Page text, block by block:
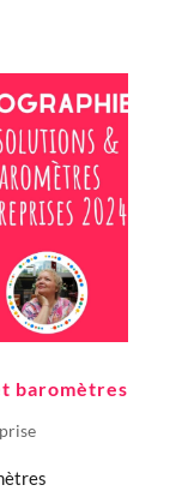
baromètres